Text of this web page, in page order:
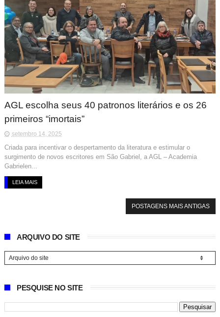
AGL escolha seus 40 patronos literários e os 26
primeiros “imortais”
setembro 14, 2025
Criada para incentivar o despertamento da literatura e estimular o
surgimento de novos escritores em São Gabriel, a AGL – Academia
Gabrielen...
LEIA MAIS
POSTAGENS MAIS ANTIGAS
ARQUIVO DO SITE
PESQUISE NO SITE